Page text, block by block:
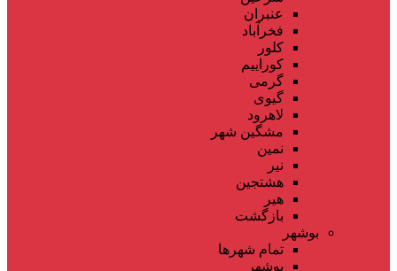
عنبران
فخرآباد
کلور
کوراییم
گرمی
گیوی
لاهرود
مشگین شهر
نمین
نیر
هشتجین
هیر
بازگشت
بوشهر
تمام شهر‌ها
بوشهر